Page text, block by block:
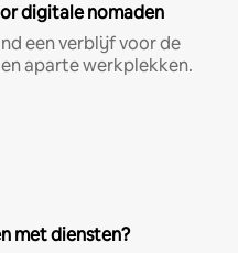
digitale nomaden
een verblijf voor de
aparte werkplekken.
met diensten?